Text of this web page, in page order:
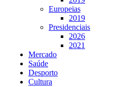
Europeias
2019
Presidenciais
2026
2021
Mercado
Saúde
Desporto
Cultura